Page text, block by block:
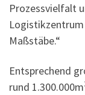
Prozessvielfalt
Maßstäbe.“
Entsprechend
rund 1.300.000m